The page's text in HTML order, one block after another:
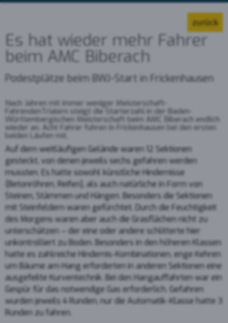
zurück
Es hat wieder mehr Fahrer
beim AMC Biberach
Podestplätze beim BWJ-Start in Frickenhausen
Nach Jahren mit immer weniger Meisterschaft-
FahrendenTrialern steigt die Starterzahl in der Baden-
Württembergischen Meisterschaft beim AMC Biberach endlich
wieder an. Acht Fahrer fuhren in Frickenhausen bei den ersten
beiden Läufen mit.
Auf dem weitläufigen Gelände waren 12 Sektionen
gesteckt, von denen jeweils sechs gefahren werden
mussten. Es hatte sowohl künstliche Hindernisse
(Betonröhren, Reifen), als auch natürliche in Form von
Steinen, Stämmen und Hängen. Besonders die Sektionen
mit Steinfeldern waren gefürchtet. Durch die Feuchtigkeit
des Morgens waren aber auch die Grasflächen nicht zu
unterschätzen – der eine oder andere schlitterte hier
unkontrolliert zu Boden. Besonders in den höheren Klassen
hatte es zahlreiche Hindernis-Kombinationen, enge Kehren
um Bäume am Hang erforderten in anderen Sektionen eine
ausgefeilte Kurventechnik. Bei den Hangauffahrten war ein
Gespür für das notwendige Gas erforderlich. Gefahren
wurden jeweils 4 Runden, nur die Automatik-Klasse hatte 3
Runden zu fahren.